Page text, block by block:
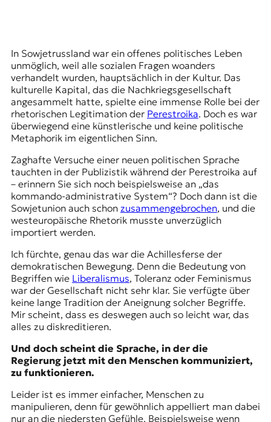
In Sowjetrussland war ein offenes politisches Leben
unmöglich, weil alle sozialen Fragen woanders
verhandelt wurden, hauptsächlich in der Kultur. Das
kulturelle Kapital, das die Nachkriegsgesellschaft
angesammelt hatte, spielte eine immense Rolle bei der
rhetorischen Legitimation der Perestroika. Doch es war
überwiegend eine künstlerische und keine politische
Metaphorik im eigentlichen Sinn.
Zaghafte Versuche einer neuen politischen Sprache
tauchten in der Publizistik während der Perestroika auf
– erinnern Sie sich noch beispielsweise an „das
kommando-administrative System“? Doch dann ist die
Sowjetunion auch schon zusammengebrochen, und die
westeuropäische Rhetorik musste unverzüglich
importiert werden.
Ich fürchte, genau das war die Achillesferse der
demokratischen Bewegung. Denn die Bedeutung von
Begriffen wie Liberalismus, Toleranz oder Feminismus
war der Gesellschaft nicht sehr klar. Sie verfügte über
keine lange Tradition der Aneignung solcher Begriffe.
Mir scheint, dass es deswegen auch so leicht war, das
alles zu diskreditieren.
Und doch scheint die Sprache, in der die
Regierung jetzt mit den Menschen kommuniziert,
zu funktionieren.
Leider ist es immer einfacher, Menschen zu
manipulieren, denn für gewöhnlich appelliert man dabei
nur an die niedersten Gefühle. Beispielsweise wenn